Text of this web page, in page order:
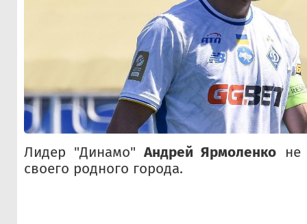
Лидер "Динамо"Андрей Ярмоленко не
своего родного города.